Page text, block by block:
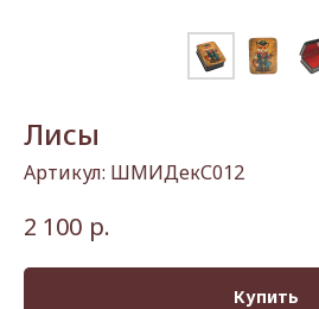
Лисы
Артикул: ШМИДекС012
2 100 р.
Купить